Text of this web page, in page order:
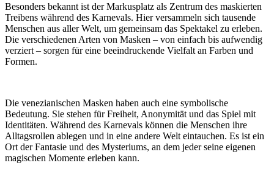
Besonders bekannt ist der Markusplatz als Zentrum des maskierten
Treibens während des Karnevals. Hier versammeln sich tausende
Menschen aus aller Welt, um gemeinsam das Spektakel zu erleben.
Die verschiedenen Arten von Masken – von einfach bis aufwendig
verziert – sorgen für eine beeindruckende Vielfalt an Farben und
Formen.
Die venezianischen Masken haben auch eine symbolische
Bedeutung. Sie stehen für Freiheit, Anonymität und das Spiel mit
Identitäten. Während des Karnevals können die Menschen ihre
Alltagsrollen ablegen und in eine andere Welt eintauchen. Es ist ein
Ort der Fantasie und des Mysteriums, an dem jeder seine eigenen
magischen Momente erleben kann.